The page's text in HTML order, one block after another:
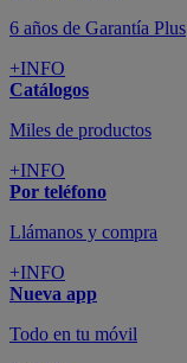
6 años de Garantía Plus
+INFO
Catálogos
Miles de productos
+INFO
Por teléfono
Llámanos y compra
+INFO
Nueva app
Todo en tu móvil